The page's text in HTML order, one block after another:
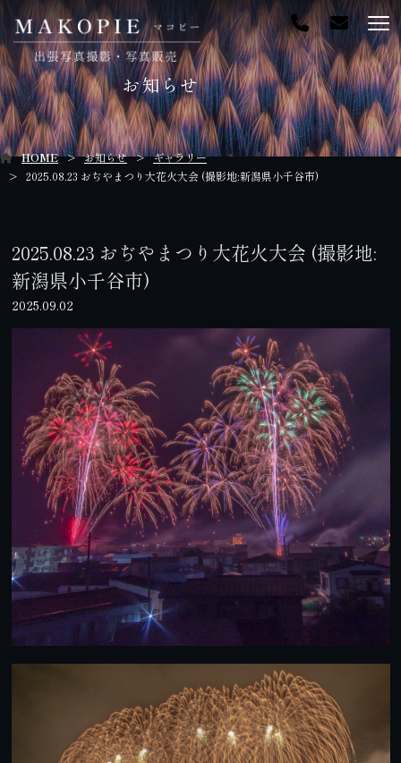
お知らせ
HOME お知らせ
ギャラリー
2025.08.23 おぢやまつり大花火大会 (撮影地:新潟県小千谷市)
2025.08.23 おぢやまつり大花火大会 (撮影地:
新潟県小千谷市)
2025.09.02